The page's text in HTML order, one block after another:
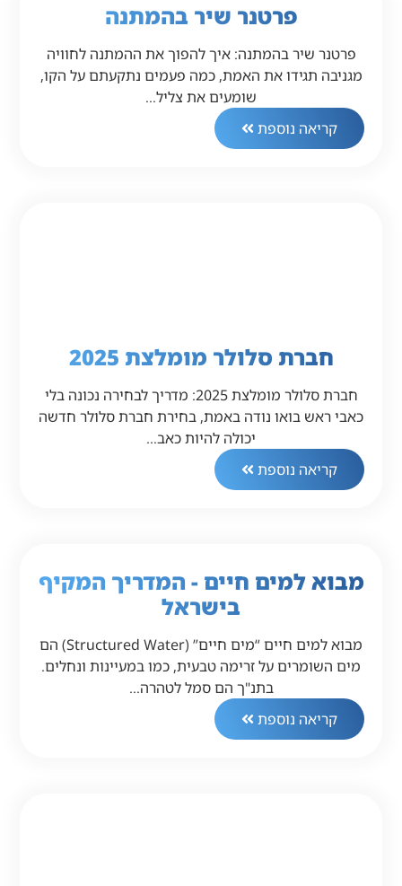
פרטנר שיר בהמתנה
פרטנר שיר בהמתנה: איך להפוך את ההמתנה לחוויה
מגניבה תגידו את האמת, כמה פעמים נתקעתם על הקו,
שומעים את צליל…
קריאה נוספת
חברת סלולר מומלצת 2025
חברת סלולר מומלצת 2025: מדריך לבחירה נכונה בלי
כאבי ראש בואו נודה באמת, בחירת חברת סלולר חדשה
יכולה להיות כאב…
קריאה נוספת
מבוא למים חיים - המדריך המקיף
בישראל
מבוא למים חיים “מים חיים” (Structured Water) הם
מים השומרים על זרימה טבעית, כמו במעיינות ונחלים.
בתנ"ך הם סמל לטהרה…
קריאה נוספת